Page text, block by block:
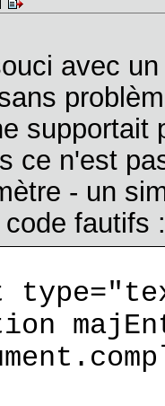
avec
supportait
ce n'est
- un
fautifs :